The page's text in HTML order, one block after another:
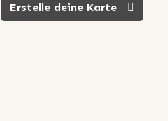
Erstelle deine Karte